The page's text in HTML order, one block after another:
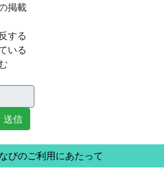
掲載
する
いる
送信
びのご利用にあたって